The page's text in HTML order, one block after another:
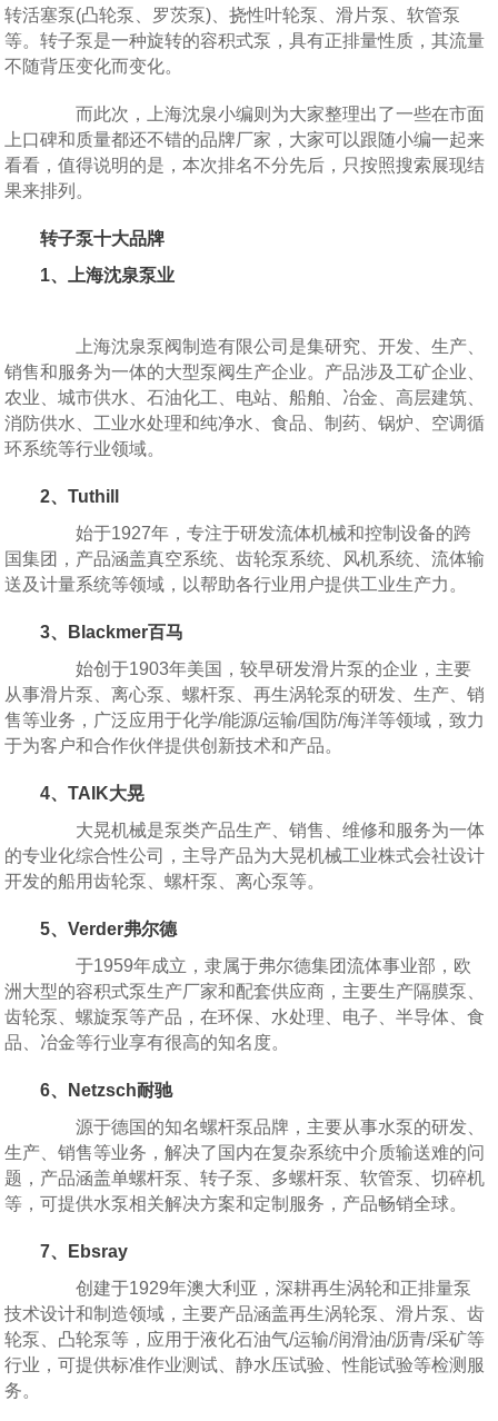
转活塞泵(凸轮泵、罗茨泵)、挠性叶轮泵、滑片泵、软管泵
等。转子泵是一种旋转的容积式泵，具有正排量性质，其流量
不随背压变化而变化。
而此次，上海沈泉小编则为大家整理出了一些在市面
上口碑和质量都还不错的品牌厂家，大家可以跟随小编一起来
看看，值得说明的是，本次排名不分先后，只按照搜索展现结
果来排列。
转子泵十大品牌
1、上海沈泉泵业
上海沈泉泵阀制造有限公司是集研究、开发、生产、
销售和服务为一体的大型泵阀生产企业。产品涉及工矿企业、
农业、城市供水、石油化工、电站、船舶、冶金、高层建筑、
消防供水、工业水处理和纯净水、食品、制药、锅炉、空调循
环系统等行业领域。
2、Tuthill
始于1927年，专注于研发流体机械和控制设备的跨
国集团，产品涵盖真空系统、齿轮泵系统、风机系统、流体输
送及计量系统等领域，以帮助各行业用户提供工业生产力。
3、Blackmer百马
始创于1903年美国，较早研发滑片泵的企业，主要
从事滑片泵、离心泵、螺杆泵、再生涡轮泵的研发、生产、销
售等业务，广泛应用于化学/能源/运输/国防/海洋等领域，致力
于为客户和合作伙伴提供创新技术和产品。
4、TAIK大晃
大晃机械是泵类产品生产、销售、维修和服务为一体
的专业化综合性公司，主导产品为大晃机械工业株式会社设计
开发的船用齿轮泵、螺杆泵、离心泵等。
5、Verder弗尔德
于1959年成立，隶属于弗尔德集团流体事业部，欧
洲大型的容积式泵生产厂家和配套供应商，主要生产隔膜泵、
齿轮泵、螺旋泵等产品，在环保、水处理、电子、半导体、食
品、冶金等行业享有很高的知名度。
6、Netzsch耐驰
源于德国的知名螺杆泵品牌，主要从事水泵的研发、
生产、销售等业务，解决了国内在复杂系统中介质输送难的问
题，产品涵盖单螺杆泵、转子泵、多螺杆泵、软管泵、切碎机
等，可提供水泵相关解决方案和定制服务，产品畅销全球。
7、Ebsray
创建于1929年澳大利亚，深耕再生涡轮和正排量泵
技术设计和制造领域，主要产品涵盖再生涡轮泵、滑片泵、齿
轮泵、凸轮泵等，应用于液化石油气/运输/润滑油/沥青/采矿等
行业，可提供标准作业测试、静水压试验、性能试验等检测服
务。